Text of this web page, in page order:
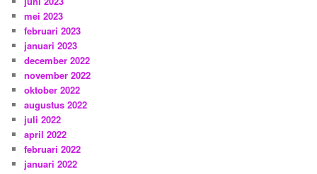
mei 2023
februari 2023
januari 2023
december 2022
november 2022
oktober 2022
augustus 2022
juli 2022
april 2022
februari 2022
januari 2022